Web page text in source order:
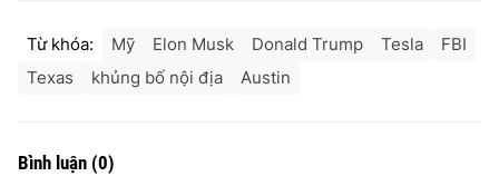
Từ khóa: Mỹ Elon Musk Donald Trump Tesla
FBI
Texas
khủng bố nội địa Austin
Bình luận (0)